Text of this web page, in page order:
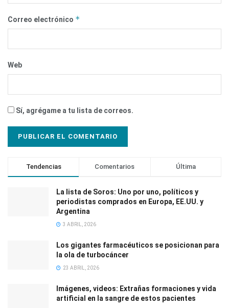
Correo electrónico *
Web
Sí, agrégame a tu lista de correos.
Tendencias Comentarios Última
La lista de Soros: Uno por uno, políticos y
periodistas comprados en Europa, EE.UU. y
Argentina
3 ABRIL, 2026
Los gigantes farmacéuticos se posicionan para
la ola de turbocáncer
23 ABRIL, 2026
Imágenes, videos: Extrañas formaciones y vida
artificial en la sangre de estos pacientes